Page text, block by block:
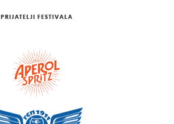
PRIJATELJI FESTIVALA